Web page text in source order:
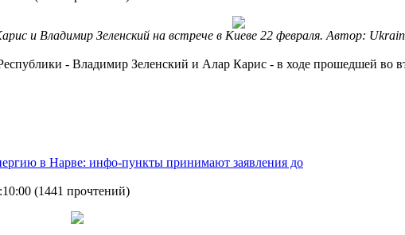
и Владимир Зеленский на встрече в Киеве 22 февраля. Автор:
- Владимир Зеленский и Алар Карис - в ходе прошедшей во
в Нарве: инфо-пункты принимают заявления до
(1441 прочтений)